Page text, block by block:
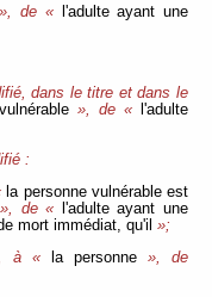
», de «l'adulte ayant une
dans le titre et dans le
», de « l'adulte
:
la personne vulnérable est
», de « l'adulte ayant une
mort immédiat, qu'il»;
à «
la personne», de